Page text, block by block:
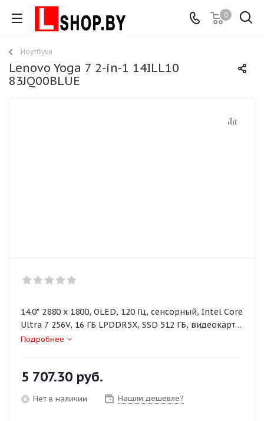
0
Ноутбуки
Lenovo Yoga 7 2-in-1 14ILL10
83JQ00BLUE
14.0" 2880 x 1800, OLED, 120 Гц, сенсорный, Intel Core
Ultra 7 256V, 16 ГБ LPDDR5X, SSD 512 ГБ, видеокарта
встроенная, Windows 11 Home, цвет крышки серый,
Подробнее
5 707.30 руб.
Нет в наличии Нашли дешевле?